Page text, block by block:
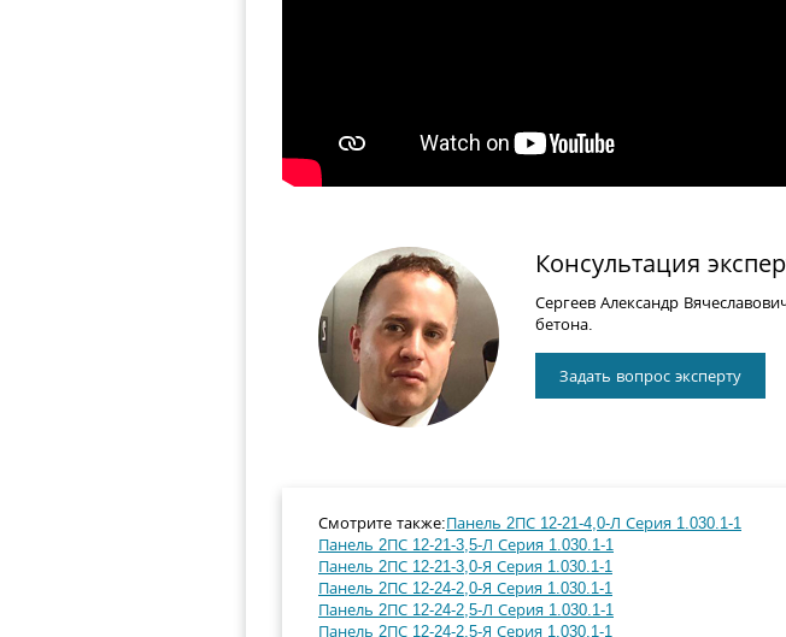
Консультация
Сергеев Александр
бетона.
Задать вопрос эксперту
Смотрите также:Панель 2ПС 12-21-4,0-Л Серия 1.030.1-1
Панель 2ПС 12-21-3,5-Л Серия 1.030.1-1
Панель 2ПС 12-21-3,0-Я Серия 1.030.1-1
Панель 2ПС 12-24-2,0-Я Серия 1.030.1-1
Панель 2ПС 12-24-2,5-Л Серия 1.030.1-1
Панель 2ПС 12-24-2,5-Я Серия 1.030.1-1